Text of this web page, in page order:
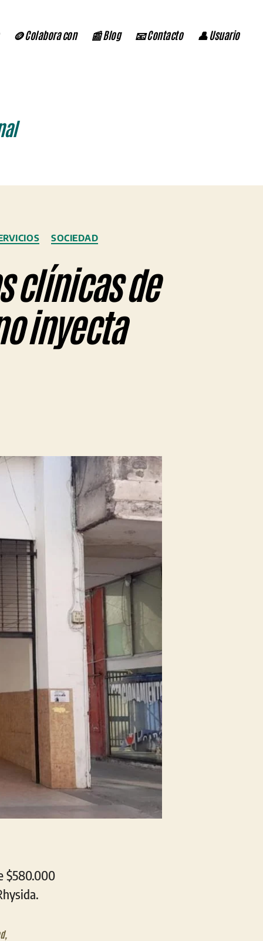
🪙 Colabora con 📰 Blog 📧 Contacto 👤 Usuario
SOCIEDAD
clínicas de
inyecta
$580.000
,